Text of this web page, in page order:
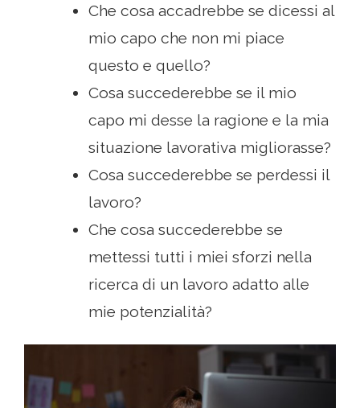
Che cosa accadrebbe se dicessi al
mio capo che non mi piace
questo e quello?
Cosa succederebbe se il mio
capo mi desse la ragione e la mia
situazione lavorativa migliorasse?
Cosa succederebbe se perdessi il
lavoro?
Che cosa succederebbe se
mettessi tutti i miei sforzi nella
ricerca di un lavoro adatto alle
mie potenzialità?